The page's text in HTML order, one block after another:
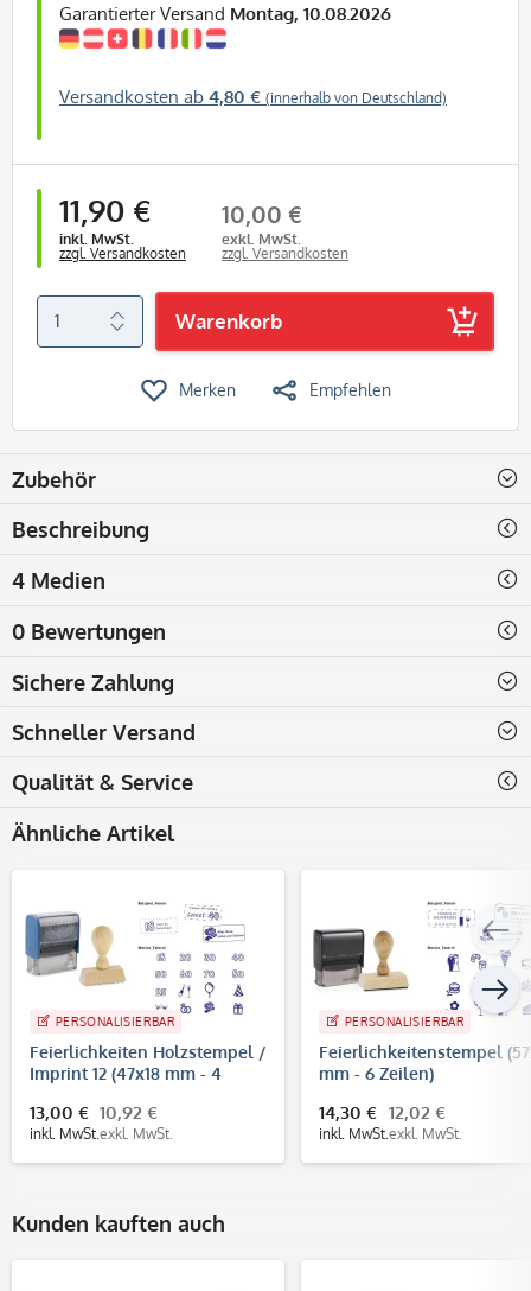
Garantierter Versand Montag, 10.08.2026
Versandkosten ab 4,80 € (innerhalb von Deutschland)
11,90 €
inkl. MwSt.
zzgl. Versandkosten
10,00 €
exkl. MwSt.
zzgl. Versandkosten
Warenkorb
Merken Empfehlen
Zubehör
Beschreibung
4 Medien
0 Bewertungen
Sichere Zahlung
Schneller Versand
Qualität & Service
Ähnliche Artikel
PERSONALISIERBAR
Feierlichkeiten Holzstempel /
Imprint 12 (47x18 mm - 4
13,00 €
inkl. MwSt.
10,92 €
exkl. MwSt.
PERSONALISIERBAR
Feierlichkeitenstempel
mm - 6 Zeilen)
14,30 €
inkl. MwSt.
12,02 €
exkl. MwSt.
Kunden kauften auch